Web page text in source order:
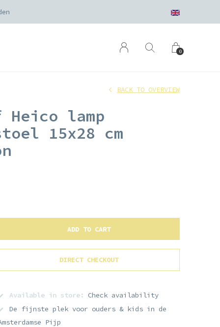
0
Heico lamp
15x28 cm
BACK TO OVERVIEW
ADD TO CART
DIRECT CHECKOUT
Available in store: Check availability
De fijnste plek voor ouders & kids in de
Pijp